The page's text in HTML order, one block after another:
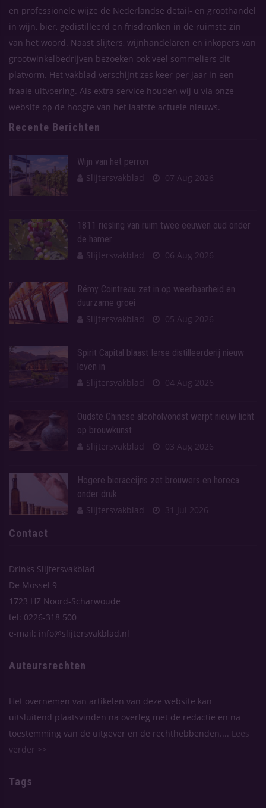
en professionele wijze de Nederlandse detail- en groothandel
in wijn, bier, gedistilleerd en frisdranken in de ruimste zin
van het woord. Naast slijters, wijnhandelaren en inkopers van
grootwinkelbedrijven bezoeken ook veel sommeliers dit
platvorm. Het vakblad verschijnt zes keer per jaar in een
fraaie uitvoering. Als extra service houden wij u via onze
website op de hoogte van het laatste actuele nieuws.
Recente Berichten
Wijn van het perron
Slijtersvakblad
07 Aug 2026
1811 riesling van ruim twee eeuwen oud onder
de hamer
Slijtersvakblad
06 Aug 2026
Rémy Cointreau zet in op weerbaarheid en
duurzame groei
Slijtersvakblad
05 Aug 2026
Spirit Capital blaast Ierse distilleerderij nieuw
leven in
Slijtersvakblad
04 Aug 2026
Oudste Chinese alcoholvondst werpt nieuw licht
op brouwkunst
Slijtersvakblad
03 Aug 2026
Hogere bieraccijns zet brouwers en horeca
onder druk
Slijtersvakblad
31 Jul 2026
Contact
Drinks Slijtersvakblad
De Mossel 9
1723 HZ Noord-Scharwoude
tel: 0226-318 500
e-mail: info@slijtersvakblad.nl
Auteursrechten
Het overnemen van artikelen van deze website kan
uitsluitend plaatsvinden na overleg met de redactie en na
toestemming van de uitgever en de rechthebbenden....
Lees
verder >>
Tags